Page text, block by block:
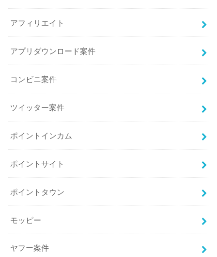
アフィリエイト
アプリダウンロード案件
コンビニ案件
ツイッター案件
ポイントインカム
ポイントサイト
ポイントタウン
モッピー
ヤフー案件